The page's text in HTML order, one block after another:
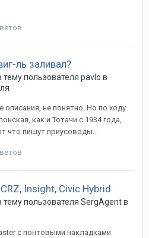
ль заливал?
тему пользователя pavlo в
описания, не понятно. Но по ходу
как и Тотачи с 1934 года,
что пишут приусоводы...
Insight, Civic Hybrid
тему пользователя SergAgentв
c понтовыми накладками